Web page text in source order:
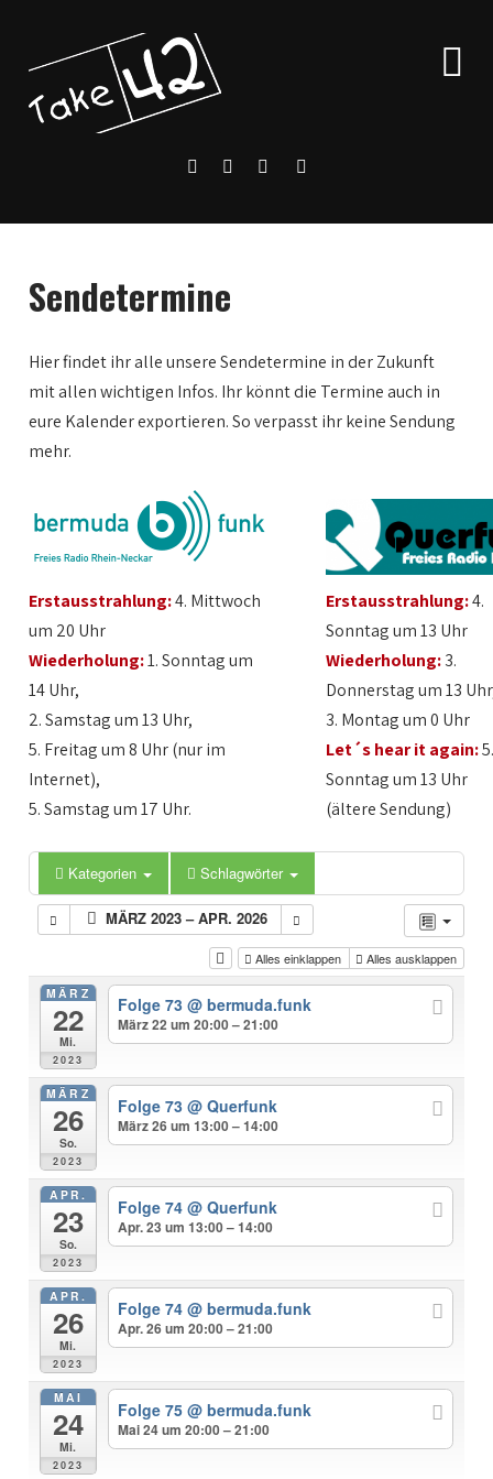
Sendetermine
Hier findet ihr alle unsere Sendetermine in der Zukunft
mit allen wichtigen Infos. Ihr könnt die Termine auch in
eure Kalender exportieren. So verpasst ihr keine Sendung
mehr.
Erstausstrahlung:4. Mittwoch
um 20 Uhr
Wiederholung:1. Sonntag um
14 Uhr,
2. Samstag um 13 Uhr,
5. Freitag um 8 Uhr (nur im
Internet),
5. Samstag um 17 Uhr.
Erstausstrahlung:4.
Sonntag um 13 Uhr
Wiederholung:3.
Donnerstag um 13
3. Montag um 0 Uhr
Let´s hear it again:
Sonntag um 13 Uhr
(ältere Sendung)
Kategorien Schlagwörter
MÄRZ 2023 – APR. 2026
Alles einklappen Alles ausklappen
MÄRZ
22
Mi.
2023
Folge 73 @ bermuda.funk
März 22 um 20:00 – 21:00
MÄRZ
26
So.
2023
Folge 73 @ Querfunk
März 26 um 13:00 – 14:00
APR.
23
So.
2023
Folge 74 @ Querfunk
Apr. 23 um 13:00 – 14:00
APR.
26
Mi.
2023
Folge 74 @ bermuda.funk
Apr. 26 um 20:00 – 21:00
MAI
24
Mi.
2023
Folge 75 @ bermuda.funk
Mai 24 um 20:00 – 21:00